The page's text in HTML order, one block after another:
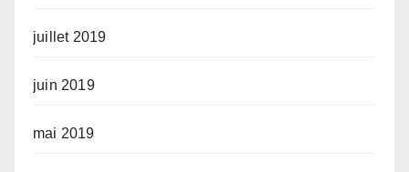
juillet 2019
juin 2019
mai 2019